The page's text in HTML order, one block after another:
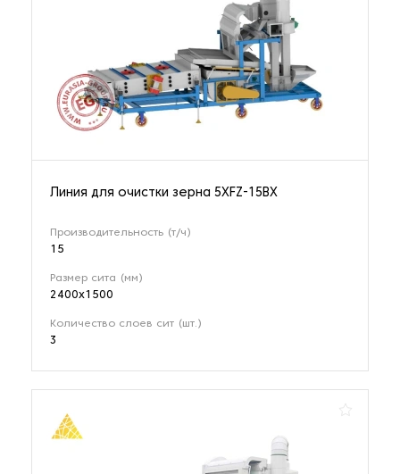
Линия для очистки зерна 5XFZ-15BX
Производительность (т/ч)
15
Размер сита (мм)
2400х1500
Количество слоев сит (шт.)
3